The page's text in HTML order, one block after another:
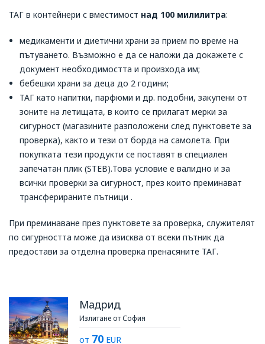
ТАГ в контейнери с вместимост над 100 милилитра:
медикаменти и диетични храни за прием по време на
пътуването. Възможно е да се наложи да докажете с
документ необходимостта и произхода им;
бебешки храни за деца до 2 години;
ТАГ като напитки, парфюми и др. подобни, закупени от
зоните на летищата, в които се прилагат мерки за
сигурност (магазините разположени след пунктовете за
проверка), както и тези от борда на самолета. При
покупката тези продукти се поставят в специален
запечатан плик (STEB).Това условие е валидно и за
всички проверки за сигурност, през които преминават
трансферираните пътници .
При преминаване през пунктовете за проверка, служителят
по сигурността може да изисква от всеки пътник да
предостави за отделна проверка пренасяните ТАГ.
Мадрид
Излитане от София
от 70 EUR